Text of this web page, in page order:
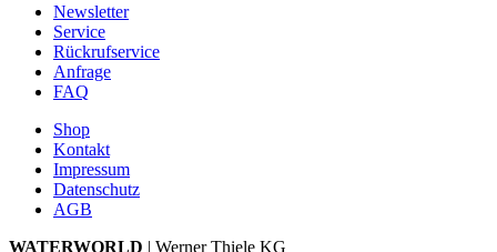
Newsletter
Service
Rückrufservice
Anfrage
FAQ
Shop
Kontakt
Impressum
Datenschutz
AGB
WATERWORLD | Werner Thiele KG